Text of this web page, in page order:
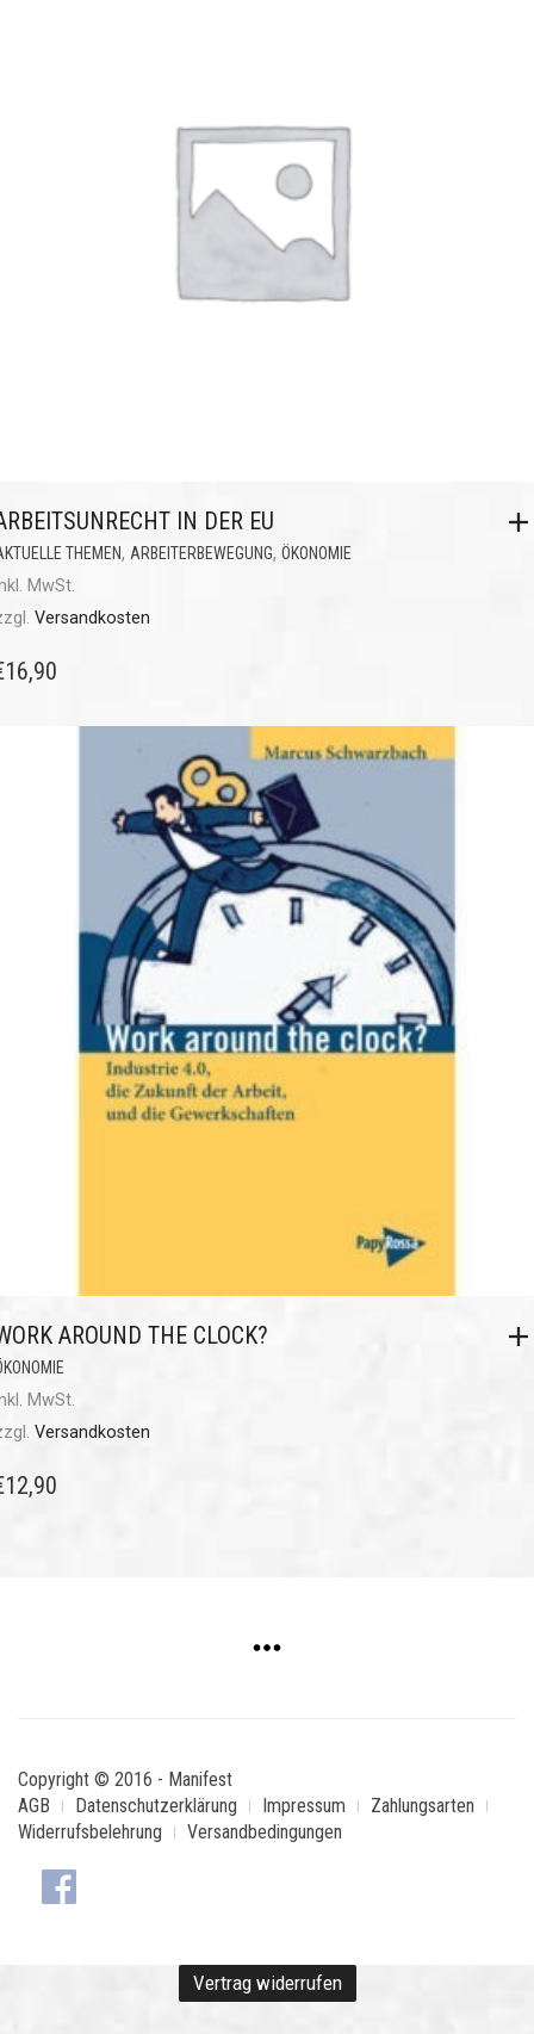
IN DER EU
THEMEN, ARBEITERBEWEGUNG, ÖKONOMIE
MwSt.
Versandkosten
16,90
AROUND THE CLOCK?
MwSt.
Versandkosten
12,90
Copyright © 2016 - Manifest
AGB
Datenschutzerklärung Impressum
Zahlungsarten
Widerrufsbelehrung
Versandbedingungen
Vertrag widerrufen